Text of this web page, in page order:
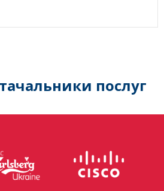
послуг